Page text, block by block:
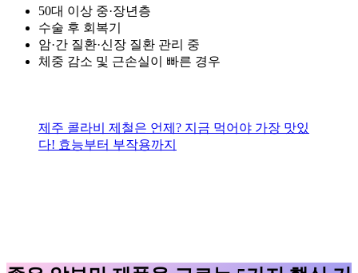
50대 이상 중·장년층
수술 후 회복기
암·간 질환·신장 질환 관리 중
체중 감소 및 근손실이 빠른 경우
제주 콜라비 제철은 언제? 지금 먹어야 가장 맛있
다! 효능부터 부작용까지